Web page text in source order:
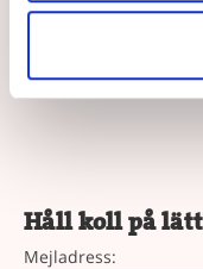
Håll koll på
Mejladress: